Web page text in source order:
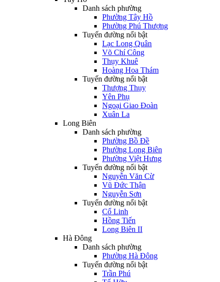
Danh sách phường
Phường Tây Hồ
Phường Phú Thượng
Tuyến đường nổi bật
Lạc Long Quân
Võ Chí Công
Thụy Khuê
Hoàng Hoa Thám
Tuyến đường nổi bật
Thượng Thụy
Yên Phụ
Ngoại Giao Đoàn
Xuân La
Long Biên
Danh sách phường
Phường Bồ Đề
Phường Long Biên
Phường Việt Hưng
Tuyến đường nổi bật
Nguyễn Văn Cừ
Vũ Đức Thận
Nguyễn Sơn
Tuyến đường nổi bật
Cổ Linh
Hồng Tiến
Long Biên II
Hà Đông
Danh sách phường
Phường Hà Đông
Tuyến đường nổi bật
Trần Phú